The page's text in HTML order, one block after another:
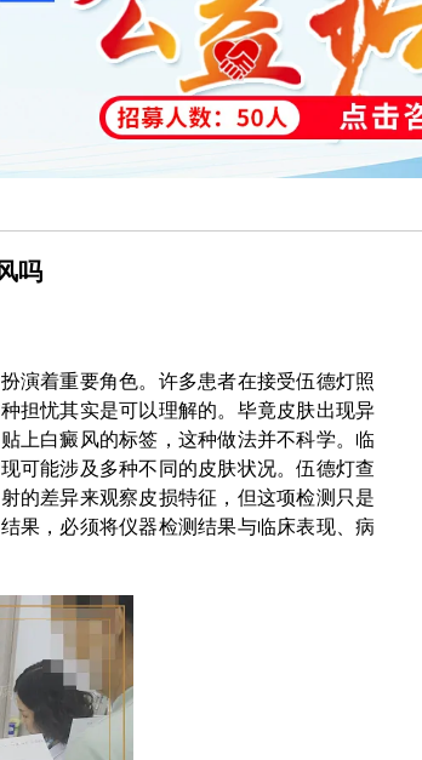
吗
演着重要角色。许多患者在接受伍德灯照
担忧其实是可以理解的。毕竟皮肤出现异
上白癜风的标签，这种做法并不科学。临
可能涉及多种不同的皮肤状况。伍德灯查
的差异来观察皮损特征，但这项检测只是
果，必须将仪器检测结果与临床表现、病